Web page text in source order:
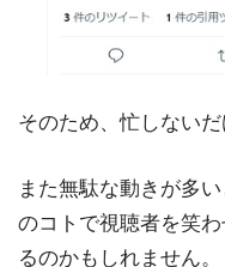
そのため、忙しない
また無駄な動きが多
のコトで視聴者を笑
るのかもしれません。